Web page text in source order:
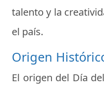
talento y la
el país.
Origen
El origen del Día